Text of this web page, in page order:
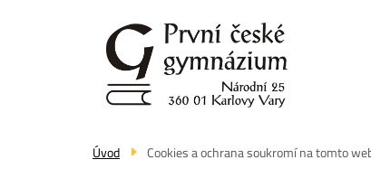
Úvod Cookies a ochrana soukromí na tomto